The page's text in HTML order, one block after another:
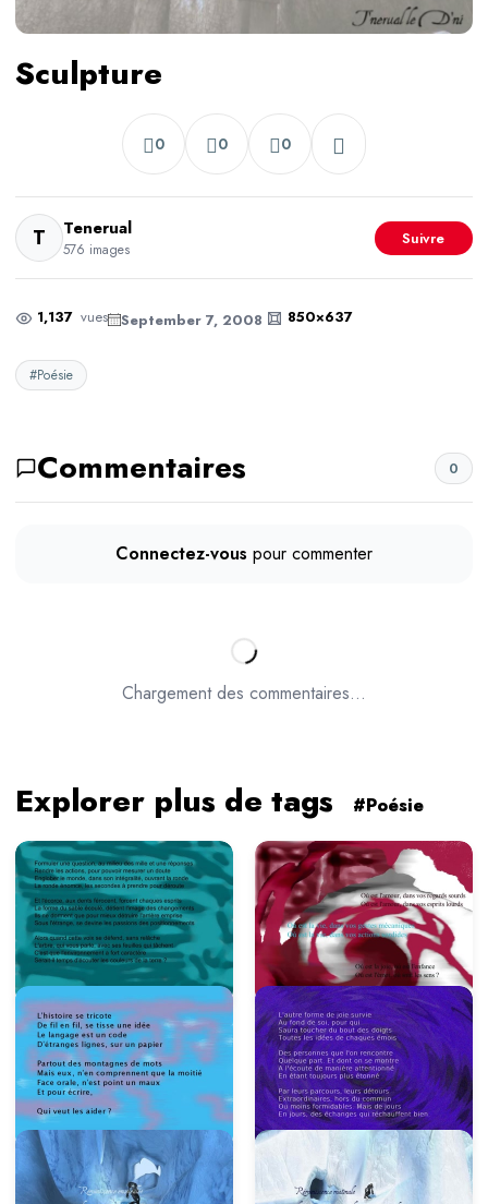
Sculpture
0 0 0
T Tenerual
576 images
Suivre
1,137 vues September 7, 2008 850×637
#Poésie
Commentaires 0
Connectez-vous pour commenter
Chargement des commentaires...
Explorer plus de tags #Poésie